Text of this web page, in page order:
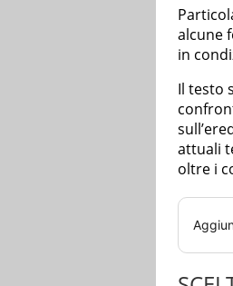
alcune
in
Il testo
attuali
oltre i